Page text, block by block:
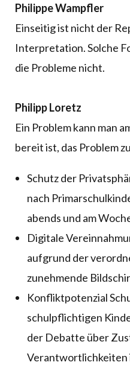
Philippe Wampfler
Einseitig ist nicht der
Interpretation. Solche
die Probleme nicht.
Philipp Loretz
Ein Problem kann man
bereit ist, das Problem
Schutz der
nach
abends und am
Digitale
aufgrund der
zunehmende
Konfliktpotenzial
schulpflichtigen
der Debatte über
Verantwortlichkeiten